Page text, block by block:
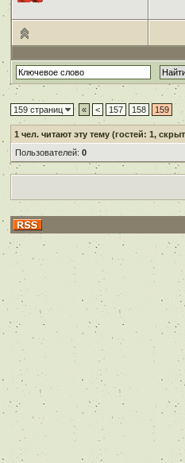
159 страниц « < 157 158 159
1 чел. читают эту тему (гостей: 1,
Пользователей:0